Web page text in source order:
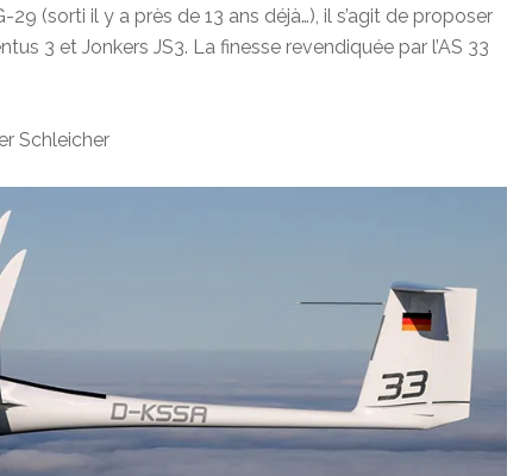
29 (sorti il y a près de 13 ans déjà…), il s’agit de proposer
3 et Jonkers JS3. La finesse revendiquée par l’AS 33
Schleicher